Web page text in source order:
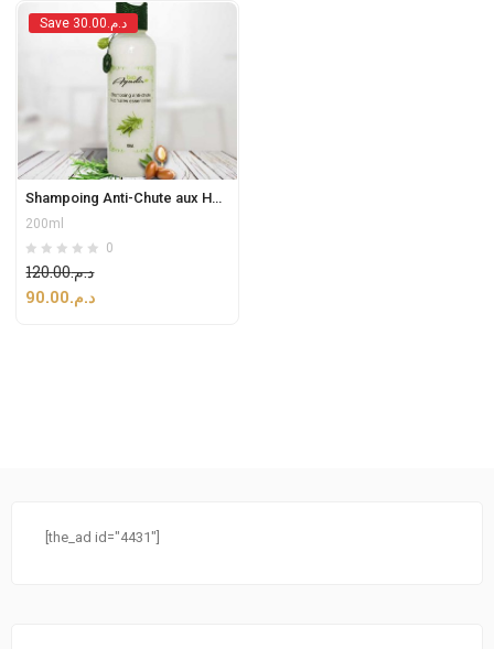
Save د.م.30.00
Shampoing Anti-Chute aux Huiles Essentielles
200ml
0
د.م.120.00
د.م.90.00
[the_ad id="4431"]